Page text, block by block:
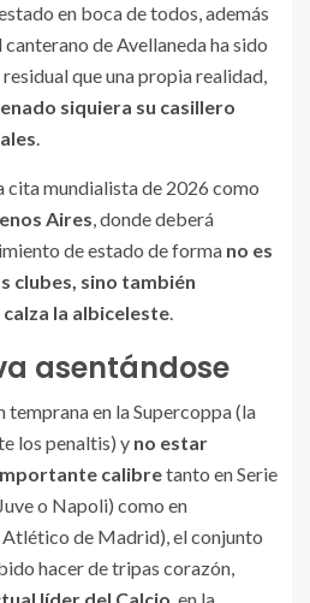
en boca de todos, además
de Avellaneda ha sido
que una propia realidad,
siquiera su casillero
.
cita mundialista de 2026 como
Aires, donde deberá
de estado de forma no es
clubes, sino también
la albiceleste.
asentándose
temprana en la Supercoppa (la
los penaltis) y no estar
calibretanto en Serie
o Napoli) como en
de Madrid), el conjunto
hacer de tripas corazón,